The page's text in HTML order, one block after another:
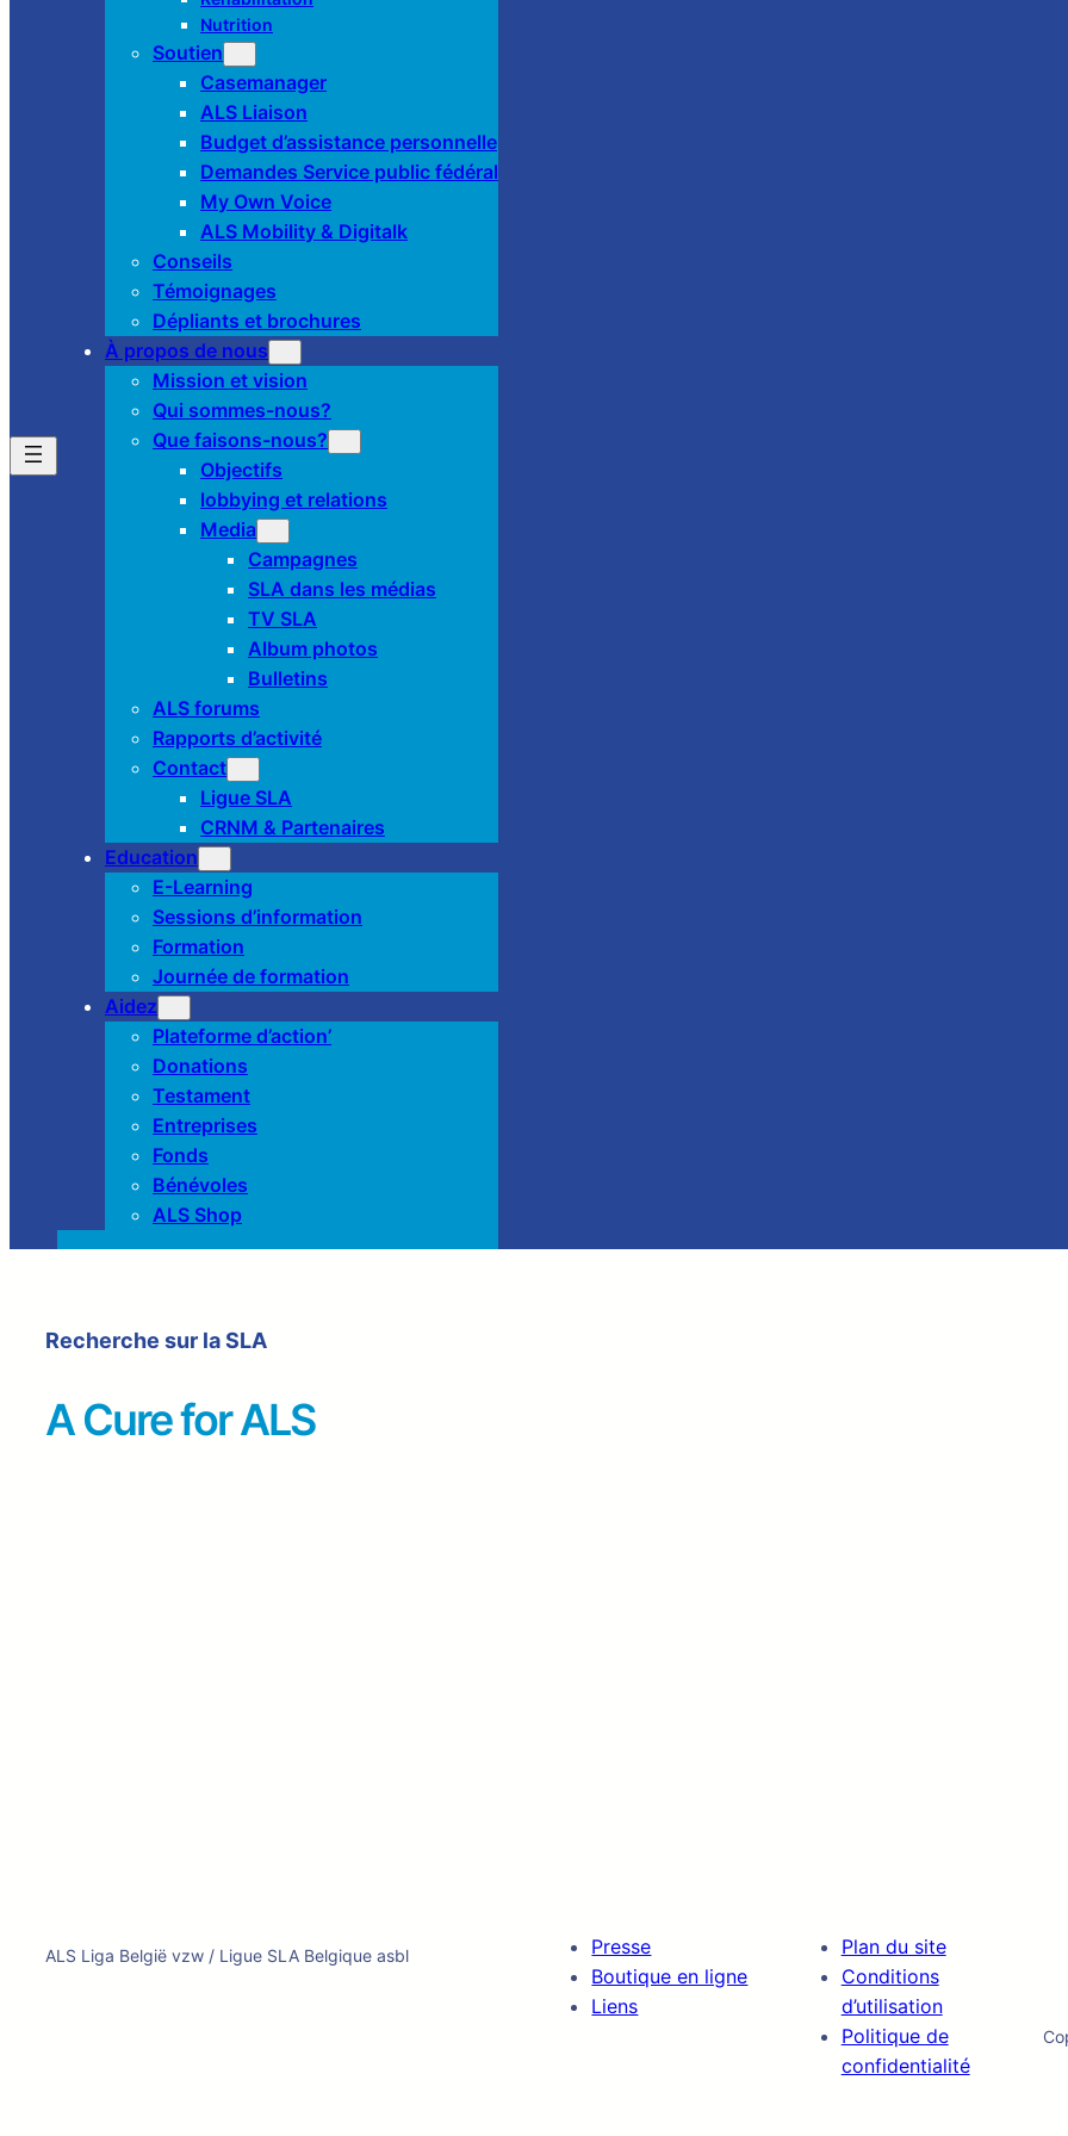
Nutrition
Soutien
Casemanager
ALS Liaison
Budget d’assistance personnelle
Demandes Service public fédéral
My Own Voice
ALS Mobility & Digitalk
Conseils
Témoignages
Dépliants et brochures
À propos de nous
Mission et vision
Qui sommes-nous?
Que faisons-nous?
Objectifs
lobbying et relations
Media
Campagnes
SLA dans les médias
TV SLA
Album photos
Bulletins
ALS forums
Rapports d’activité
Contact
Ligue SLA
CRNM & Partenaires
Education
E-Learning
Sessions d’information
Formation
Journée de formation
Aidez
Plateforme d’action’
Donations
Testament
Entreprises
Fonds
Bénévoles
ALS Shop
Recherche sur la SLA
A Cure for ALS
ALS Liga België vzw / Ligue SLA Belgique asbl
Presse
Boutique en ligne
Liens
Plan du site
Conditions
d’utilisation
Politique de
confidentialité